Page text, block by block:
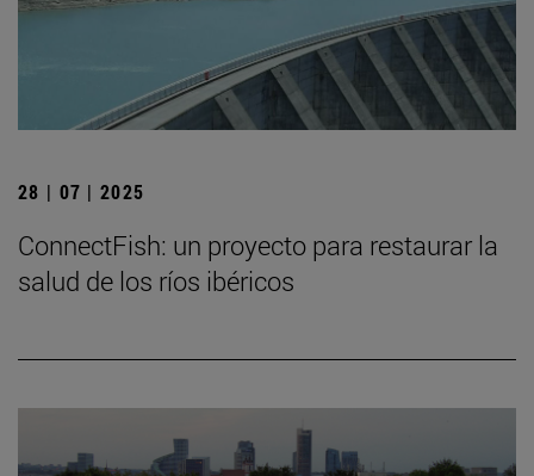
28 | 07 | 2025
ConnectFish: un proyecto para restaurar la
salud de los ríos ibéricos